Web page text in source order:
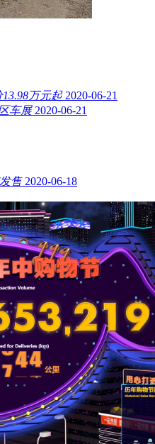
万元起 2020-06-21
车展 2020-06-21
售 2020-06-18